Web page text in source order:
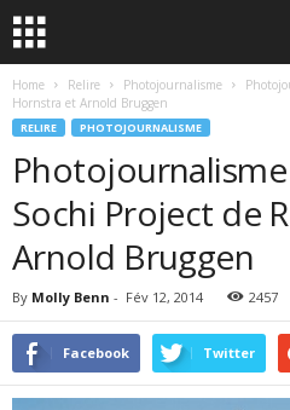
Home Relire Photojournalisme
Hornstra et Arnold Bruggen
RELIRE PHOTOJOURNALISME
Sochi Project de
Arnold Bruggen
By Molly Benn - Fév 12, 2014 2457
Facebook Twitter